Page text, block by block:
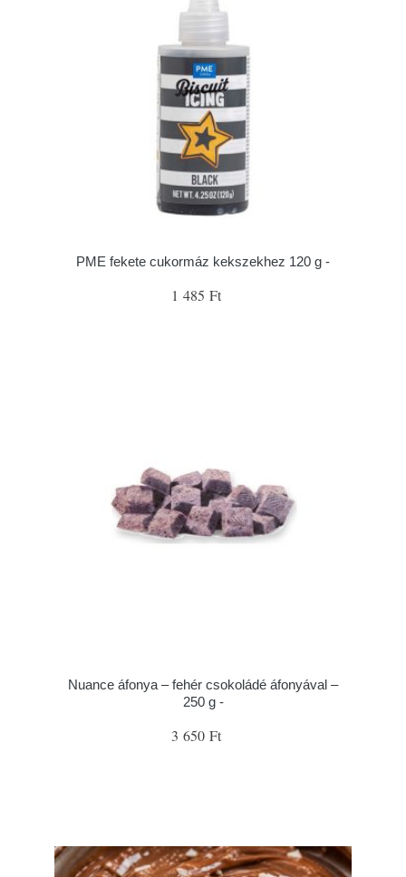
PME fekete cukormáz kekszekhez 120 g -
1 485 Ft
Nuance áfonya – fehér csokoládé áfonyával –
250 g -
3 650 Ft